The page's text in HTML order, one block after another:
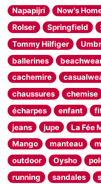
Napapijri
Now's
Rolser
Springfield
Tommy Hilfiger
ballerines
cachemire
chaussures
chemise
écharpes
enfant
jeans
jupe La Fée
Mango
manteau
outdoor
Oysho
running
sandales